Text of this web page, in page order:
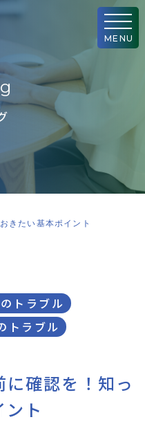
MENU
g
きたい基本ポイント
トラブル
トラブル
確認を！知っ
ト